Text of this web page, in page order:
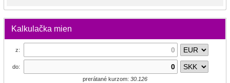
Kalkulačka mien
z:
do:
prerátané kurzom: 30.126